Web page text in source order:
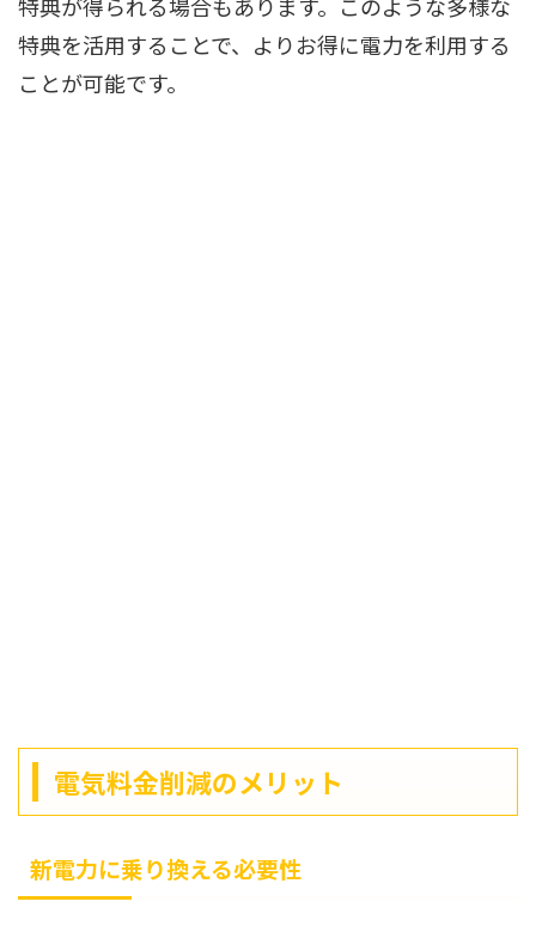
特典が得られる場合もあります。このような多様な
特典を活用することで、よりお得に電力を利用する
ことが可能です。
電気料金削減のメリット
新電力に乗り換える必要性